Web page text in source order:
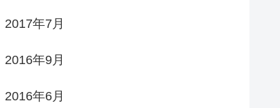
2017年7月
2016年9月
2016年6月